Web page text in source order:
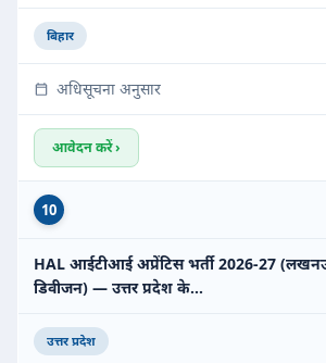
बिहार
अधिसूचना अनुसार
आवेदन करें ›
10
HAL आईटीआई अप्रेंटिस भर्ती 2026-27
डिवीजन) — उत्तर प्रदेश के…
उत्तर प्रदेश